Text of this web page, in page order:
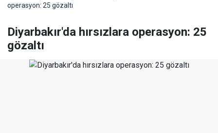
operasyon: 25 gözaltı
Diyarbakır'da hırsızlara operasyon: 25
gözaltı